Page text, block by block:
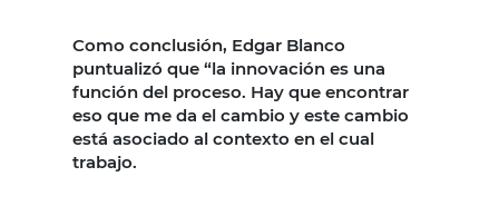
Como conclusión, Edgar Blanco
puntualizó que “la innovación es una
función del proceso. Hay que encontrar
eso que me da el cambio y este cambio
está asociado al contexto en el cual
trabajo.